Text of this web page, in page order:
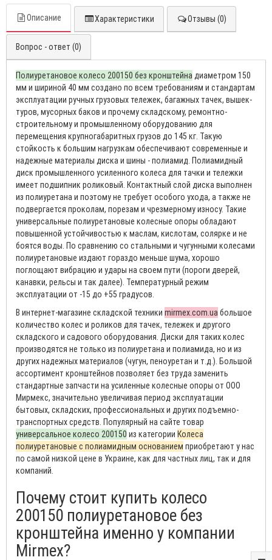
Описание Характеристики Отзывы (0)
Вопрос - ответ (0)
Полиуретановое колесо 200150 без кронштейна диаметром 150
мм и шириной 40 мм создано по всем требованиям и стандартам
эксплуатации ручных грузовых тележек, багажных тачек, вышек-
туров, мусорных баков и прочему складскому, ремонтно-
строительному и промышленному оборудованию для
перемещения крупногабаритных грузов до 145 кг. Такую
стойкость к большим нагрузкам обеспечивают современные и
надежные материалы диска и шины - полиамид. Полиамидный
диск промышленного усиленного колеса для тачки и тележки
имеет подшипник роликовый. Контактный слой диска выполнен
из полиуретана и поэтому не требует особого ухода, а также не
подвергается проколам, порезам и чрезмерному износу. Такие
универсальные полиуретановые колесные опоры обладают
повышенной устойчивостью к маслам, кислотам, солярке и не
боятся воды. По сравнению со стальными и чугунными колесами
полиуретановые издают гораздо меньше шума, хорошо
поглощают вибрацию и удары на своем пути (пороги дверей,
канавки, рельсы и так далее). Температурный режим
эксплуатации от -15 до +55 градусов.
В интернет-магазине складской техники mirmex.com.ua большое
количество колес и роликов для тачек, тележек и другого
складского и садового оборудования. Диски для таких колес
производятся не только из полиуретана и полиамида, но и из
других надежных материалов (чугун, пеноуретан и т.д.). Большой
ассортимент кронштейнов позволяет без труда заменить
стандартные запчасти на усиленные колесные опоры от ООО
Мирмекс, значительно увеличивая период эксплуатации
бытовых, складских, профессиональных и других подъемно-
транспортных средств. Популярный на сайте товар
универсальное колесо 200150 из категории Колеса
полиуретановые с полиамидным основанием приобретают у нас
по самой низкой цене в Украине, как для частных лиц, так и для
компаний.
Почему стоит купить колесо
200150 полиуретановое без
кронштейна именно у компании
Mirmex?